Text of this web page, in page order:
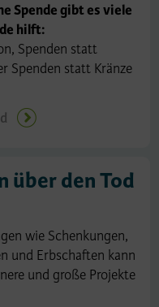
Spende gibt es viele
hilft:
Spenden statt
Spenden statt Kränze
über den Tod
wie Schenkungen,
und Erbschaften kann
und große Projekte